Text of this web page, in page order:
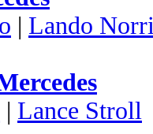
| Lando
| Lance Stroll